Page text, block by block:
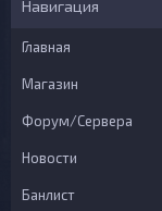
Навигация
Главная
Магазин
Форум/Сервера
Новости
Банлист